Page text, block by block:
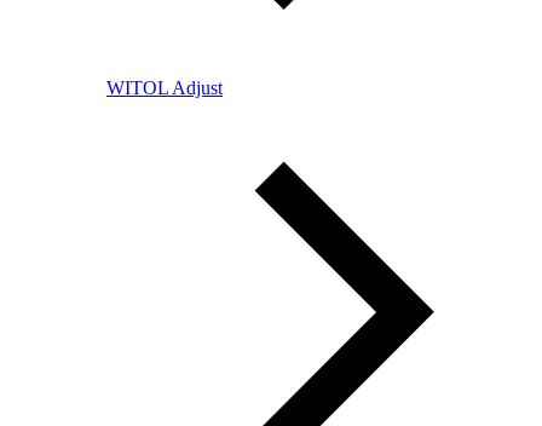
WITOL Adjust